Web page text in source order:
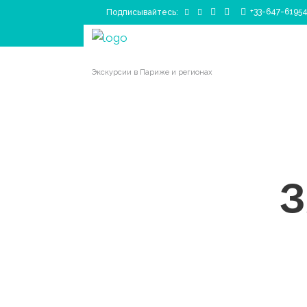
Подписывайтесь: +33-647-
Экскурсии в Париже и регионах
Главная